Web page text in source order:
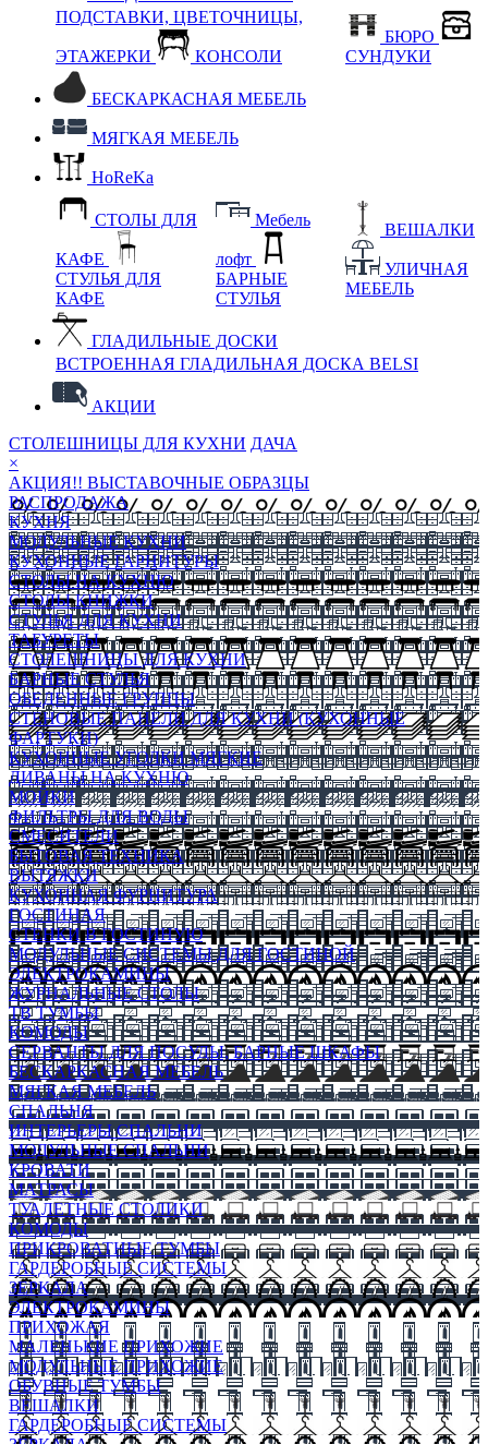
ПОДСТАВКИ, ЦВЕТОЧНИЦЫ,
ЭТАЖЕРКИ КОНСОЛИ
БЮРО
СУНДУКИ
БЕСКАРКАСНАЯ МЕБЕЛЬ
МЯГКАЯ МЕБЕЛЬ
HoReKa
СТОЛЫ ДЛЯ
КАФЕ
СТУЛЬЯ ДЛЯ
КАФЕ
Мебель
лофт
БАРНЫЕ
СТУЛЬЯ
ВЕШАЛКИ
УЛИЧНАЯ
МЕБЕЛЬ
ГЛАДИЛЬНЫЕ ДОСКИ
ВСТРОЕННАЯ ГЛАДИЛЬНАЯ ДОСКА BELSI
АКЦИИ
СТОЛЕШНИЦЫ ДЛЯ КУХНИ ДАЧА
×
АКЦИЯ!! ВЫСТАВОЧНЫЕ ОБРАЗЦЫ
РАСПРОДАЖА
КУХНЯ
МОДУЛЬНЫЕ КУХНИ
КУХОННЫЕ ГАРНИТУРЫ
СТОЛЫ НА КУХНЮ
СТОЛЫ КНИЖКИ
СТУЛЬЯ ДЛЯ КУХНИ
ТАБУРЕТЫ
СТОЛЕШНИЦЫ ДЛЯ КУХНИ
БАРНЫЕ СТУЛЬЯ
ОБЕДЕННЫЕ ГРУППЫ
СТЕНОВЫЕ ПАНЕЛИ ДЛЯ КУХНИ (КУХОННЫЕ
ФАРТУКИ)
КУХОННЫЕ УГОЛКИ МЯГКИЕ
ДИВАНЫ НА КУХНЮ
МОЙКИ
ФИЛЬТРЫ ДЛЯ ВОДЫ
СМЕСИТЕЛИ
БЫТОВАЯ ТЕХНИКА
ВЫТЯЖКИ
КУХОННАЯ ФУРНИТУРА
ГОСТИНАЯ
СТЕНКИ В ГОСТИНУЮ
МОДУЛЬНЫЕ СИСТЕМЫ ДЛЯ ГОСТИНОЙ
ЭЛЕКТРОКАМИНЫ
ЖУРНАЛЬНЫЕ СТОЛЫ
ТВ ТУМБЫ
КОМОДЫ
СЕРВАНТЫ ДЛЯ ПОСУДЫ, БАРНЫЕ ШКАФЫ
БЕСКАРКАСНАЯ МЕБЕЛЬ
МЯГКАЯ МЕБЕЛЬ
СПАЛЬНЯ
ИНТЕРЬЕРЫ СПАЛЬНИ
МОДУЛЬНЫЕ СПАЛЬНИ
КРОВАТИ
МАТРАСЫ
ТУАЛЕТНЫЕ СТОЛИКИ
КОМОДЫ
ПРИКРОВАТНЫЕ ТУМБЫ
ГАРДЕРОБНЫЕ СИСТЕМЫ
ЗЕРКАЛА
ЭЛЕКТРОКАМИНЫ
ПРИХОЖАЯ
МАЛЕНЬКИЕ ПРИХОЖИЕ
МОДУЛЬНЫЕ ПРИХОЖИЕ
ОБУВНЫЕ ТУМБЫ
ВЕШАЛКИ
ГАРДЕРОБНЫЕ СИСТЕМЫ